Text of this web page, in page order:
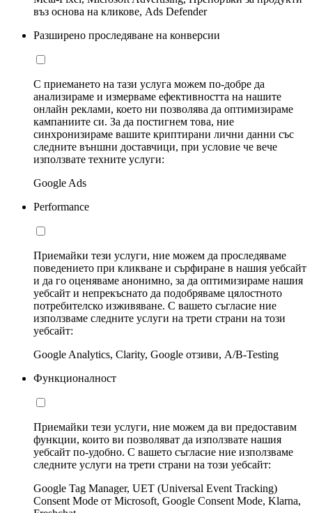
въз основа на кликове, Ads Defender
Разширено проследяване на конверсии
С приемането на тази услуга можем по-добре да
анализираме и измерваме ефективността на нашите
онлайн реклами, което ни позволява да оптимизираме
кампаниите си. За да постигнем това, ние
синхронизираме вашите криптирани лични данни със
следните външни доставчици, при условие че вече
използвате техните услуги:
Google Ads
Performance
Приемайки тези услуги, ние можем да проследяваме
поведението при кликване и сърфиране в нашия уебсайт
и да го оценяваме анонимно, за да оптимизираме нашия
уебсайт и непрекъснато да подобряваме цялостното
потребителско изживяване. С вашето съгласие ние
използваме следните услуги на трети страни на този
уебсайт:
Google Analytics, Clarity, Google отзиви, A/B-Testing
Функционалност
Приемайки тези услуги, ние можем да ви предоставим
функции, които ви позволяват да използвате нашия
уебсайт по-удобно. С вашето съгласие ние използваме
следните услуги на трети страни на този уебсайт:
Google Tag Manager, UET (Universal Event Tracking)
Consent Mode от Microsoft, Google Consent Mode, Klarna,